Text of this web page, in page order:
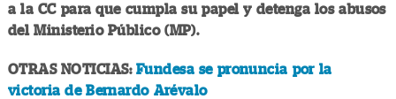
a la CC para que cumpla su papel y detenga los abusos
del Ministerio Público (MP).
OTRAS NOTICIAS: Fundesa se pronuncia por la
victoria de Bernardo Arévalo